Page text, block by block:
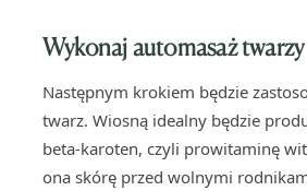
Wykonaj automasaż twarzy
Następnym krokiem będzie
twarz. Wiosną idealny będzie
beta-karoten, czyli prowitaminę
ona skórę przed wolnymi